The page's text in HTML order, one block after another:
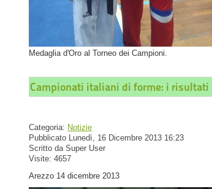
Medaglia d'Oro al Torneo dei Campioni.
Campionati italiani di forme: i risultati
Categoria: Notizie
Pubblicato Lunedì, 16 Dicembre 2013 16:23
Scritto da Super User
Visite: 4657
Arezzo 14 dicembre 2013